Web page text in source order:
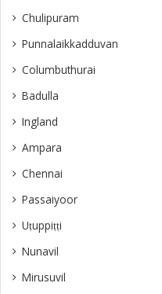
Chulipuram
Punnalaikkadduvan
Columbuthurai
Badulla
Ingland
Ampara
Chennai
Passaiyoor
Uṭuppiṭṭi
Nunavil
Mirusuvil